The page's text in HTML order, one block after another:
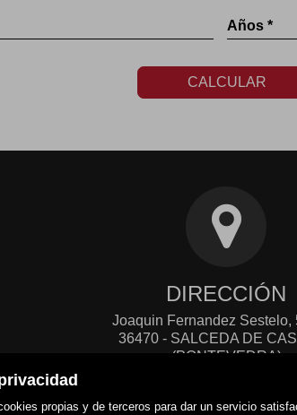
propias y de terceros para dar un servicio
Años *
CALCULAR
DIRECCIÓN
Joaquin Fernandez Sestelo,
36470 - SALCEDA DE
(PONTEVEDRA)